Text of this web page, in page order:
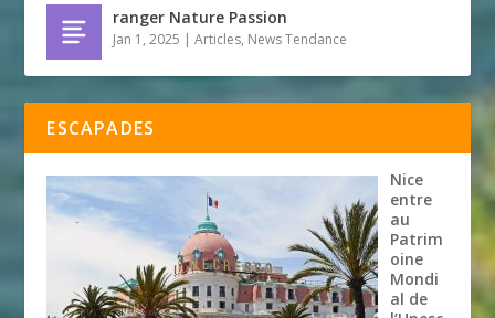
ranger Nature Passion
Jan 1, 2025 |Articles, News Tendance
ESCAPADES
Nice
entre
au
Patrim
oine
Mondi
al de